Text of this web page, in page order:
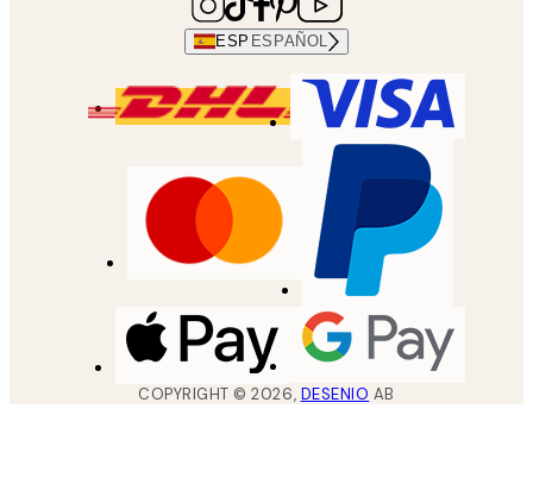
ESP ESPAÑOL
COPYRIGHT ©2026, DESENIO AB